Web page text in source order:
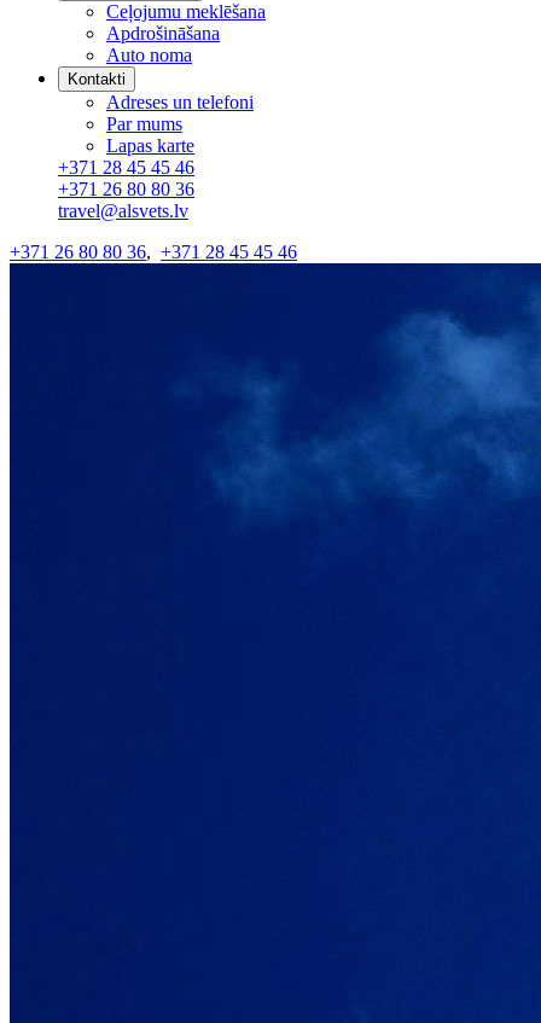
Ceļojumu meklēšana
Apdrošināšana
Auto noma
Kontakti
Adreses un telefoni
Par mums
Lapas karte
+371 28 45 45 46
+371 26 80 80 36
travel@alsvets.lv
+371 26 80 80 36, +371 28 45 45 46